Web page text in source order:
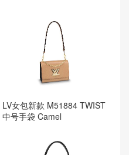
LV女包新款 M51884 TWIST
中号手袋 Camel